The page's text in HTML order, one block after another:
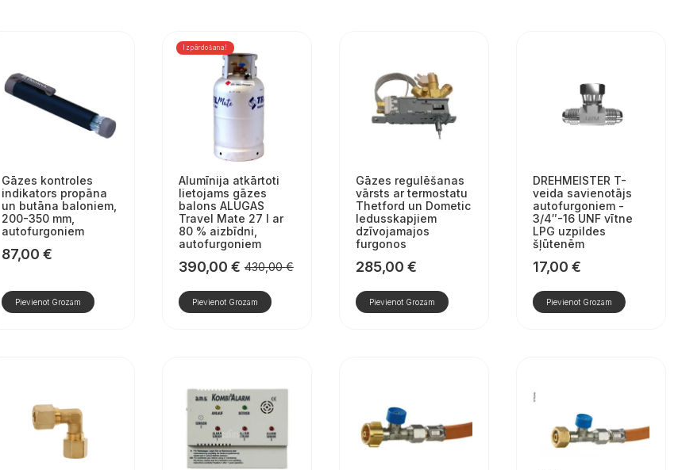
Gāzes kontroles
indikators propāna
un butāna baloniem,
200-350 mm,
autofurgoniem
87,00 €
Pievienot Grozam
Izpārdošana!
Alumīnija atkārtoti
lietojams gāzes
balons ALUGAS
Travel Mate 27 l ar
80 % aizbīdni,
autofurgoniem
430,00€
Sākotnējā
cena
bija:
390,00 €
Pašreizējā
cena
ir:
Pievienot Grozam
Gāzes regulēšanas
vārsts ar termostatu
Thetford un Dometic
ledusskapjiem
dzīvojamajos
furgonos
285,00 €
Pievienot Grozam
DREHMEISTER T-
veida savienotājs
autofurgoniem -
3/4″-16 UNF vītne
LPG uzpildes
šļūtenēm
17,00 €
Pievienot Grozam